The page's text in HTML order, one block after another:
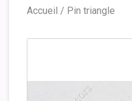
Accueil / Pin triangle